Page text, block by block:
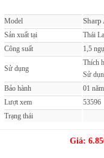
Model
Sản xuất tại
Thái
Công suất
1,5
Sử dụng
Thích
Sử
Bảo hành
01
Lượt xem
53596
Trạng thái
Giá: